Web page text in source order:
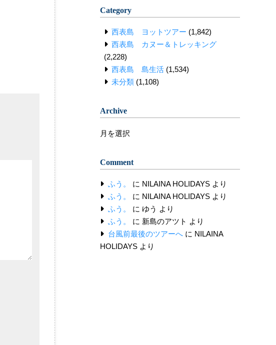
Category
西表島 ヨットツアー (1,842)
西表島 カヌー＆トレッキング
(2,228)
西表島 島生活 (1,534)
未分類 (1,108)
Archive
Archive
Comment
ふう。 に NILAINA HOLIDAYSより
ふう。
に NILAINA HOLIDAYSより
ふう。
に ゆう より
ふう。
に 新島のアツト より
台風前最後のツアーへに NILAINA
HOLIDAYS より